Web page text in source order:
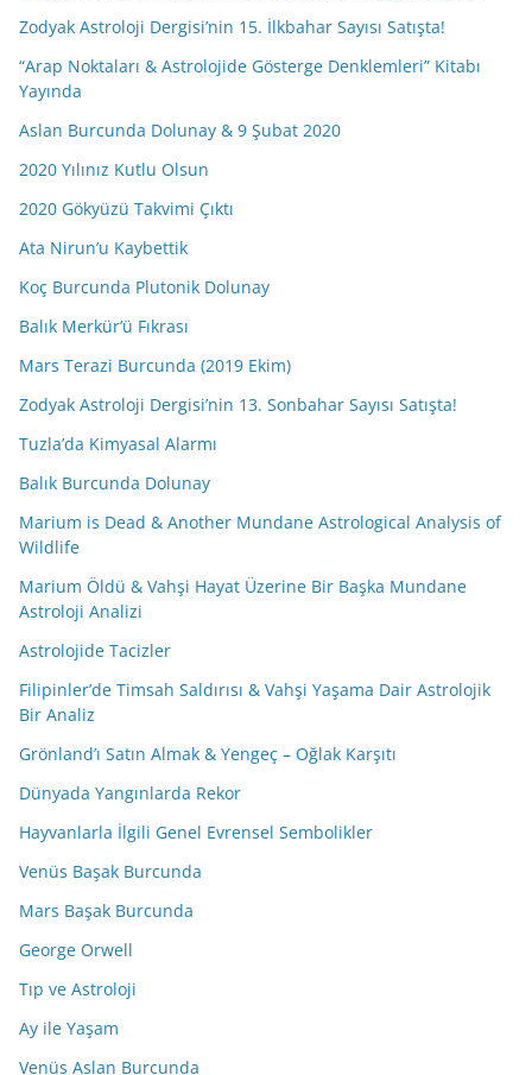
Zodyak Astroloji Dergisi’nin 15. İlkbahar Sayısı Satışta!
“Arap Noktaları & Astrolojide Gösterge Denklemleri” Kitabı
Yayında
Aslan Burcunda Dolunay & 9 Şubat 2020
2020 Yılınız Kutlu Olsun
2020 Gökyüzü Takvimi Çıktı
Ata Nirun’u Kaybettik
Koç Burcunda Plutonik Dolunay
Balık Merkür’ü Fıkrası
Mars Terazi Burcunda (2019 Ekim)
Zodyak Astroloji Dergisi’nin 13. Sonbahar Sayısı Satışta!
Tuzla’da Kimyasal Alarmı
Balık Burcunda Dolunay
Marium is Dead & Another Mundane Astrological Analysis of
Wildlife
Marium Öldü & Vahşi Hayat Üzerine Bir Başka Mundane
Astroloji Analizi
Astrolojide Tacizler
Filipinler’de Timsah Saldırısı & Vahşi Yaşama Dair Astrolojik
Bir Analiz
Grönland’ı Satın Almak & Yengeç – Oğlak Karşıtı
Dünyada Yangınlarda Rekor
Hayvanlarla İlgili Genel Evrensel Sembolikler
Venüs Başak Burcunda
Mars Başak Burcunda
George Orwell
Tıp ve Astroloji
Ay ile Yaşam
Venüs Aslan Burcunda